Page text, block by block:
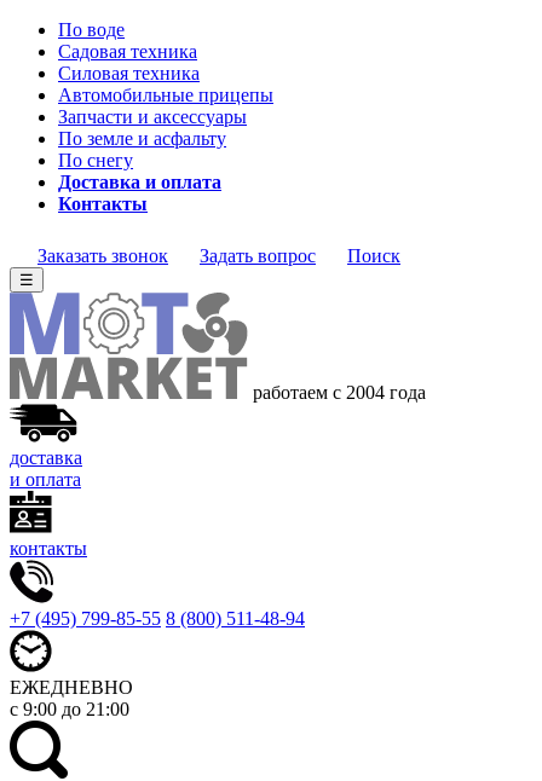
По воде
Садовая техника
Силовая техника
Автомобильные прицепы
Запчасти и аксессуары
По земле и асфальту
По снегу
Доставка и оплата
Контакты
Заказать звонок Задать вопрос Поиск
☰
работаем с 2004 года
доставка
и оплата
контакты
+7 (495) 799-85-55 8 (800) 511-48-94
ЕЖЕДНЕВНО
с 9:00 до 21:00